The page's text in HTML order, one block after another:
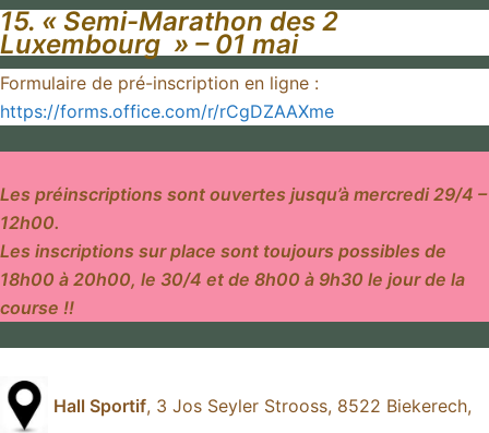
15. « Semi-Marathon des 2
Luxembourg » – 01 mai
Formulaire de pré-inscription en ligne :
https://forms.office.com/r/rCgDZAAXme
Les préinscriptions sont ouvertes jusqu’à mercredi 29/4 –
12h00.
Les inscriptions sur place sont toujours possibles de
18h00 à 20h00, le 30/4 et de 8h00 à 9h30 le jour de la
course !!
Hall Sportif, 3 Jos Seyler Strooss, 8522 Biekerech,